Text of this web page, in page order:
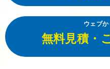
ウェブ
無料見積・